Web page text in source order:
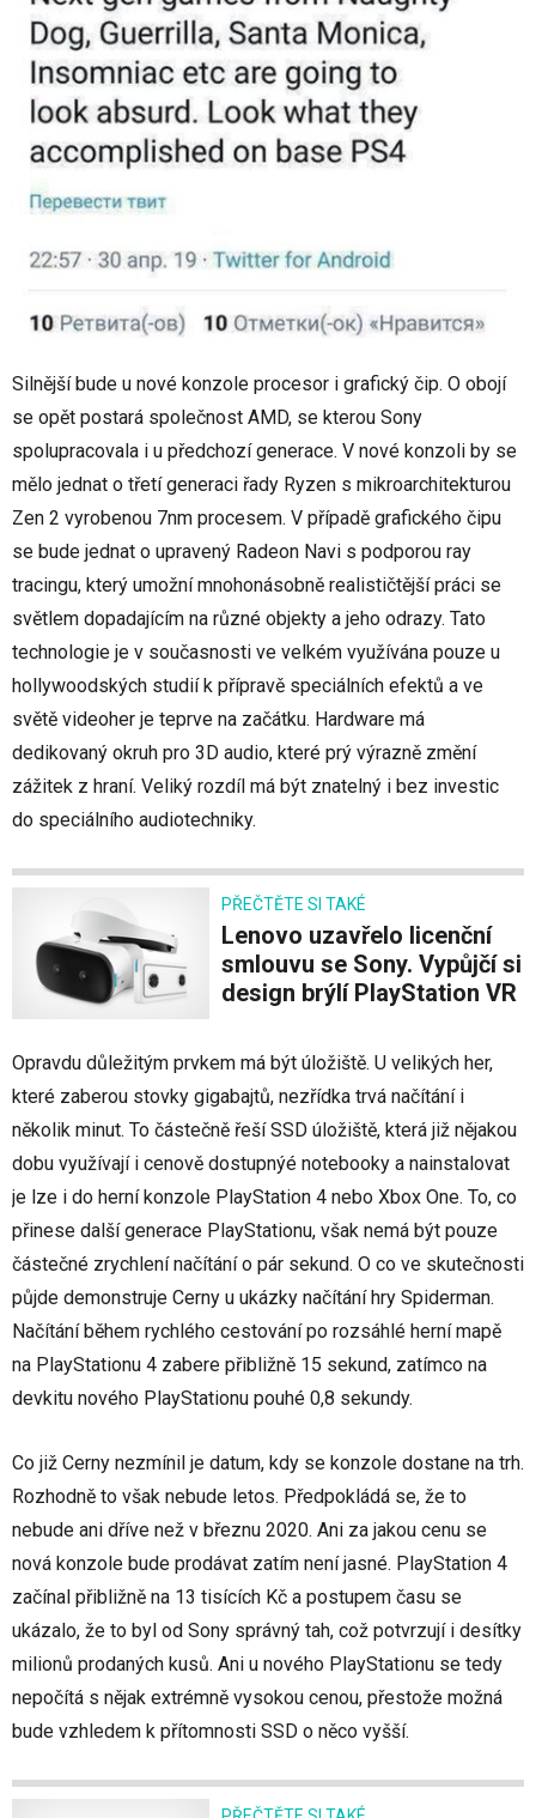
Silnější bude u nové konzole procesor i grafický čip. O obojí
se opět postará společnost AMD, se kterou Sony
spolupracovala i u předchozí generace. V nové konzoli by se
mělo jednat o třetí generaci řady Ryzen s mikroarchitekturou
Zen 2 vyrobenou 7nm procesem. V případě grafického čipu
se bude jednat o upravený Radeon Navi s podporou ray
tracingu, který umožní mnohonásobně realističtější práci se
světlem dopadajícím na různé objekty a jeho odrazy. Tato
technologie je v současnosti ve velkém využívána pouze u
hollywoodských studií k přípravě speciálních efektů a ve
světě videoher je teprve na začátku. Hardware má
dedikovaný okruh pro 3D audio, které prý výrazně změní
zážitek z hraní. Veliký rozdíl má být znatelný i bez investic
do speciálního audiotechniky.
PŘEČTĚTE SI TAKÉ
Lenovo uzavřelo licenční
smlouvu se Sony. Vypůjčí si
design brýlí PlayStation VR
Opravdu důležitým prvkem má být úložiště. U velikých her,
které zaberou stovky gigabajtů, nezřídka trvá načítání i
několik minut. To částečně řeší SSD úložiště, která již nějakou
dobu využívají i cenově dostupnýé notebooky a nainstalovat
je lze i do herní konzole PlayStation 4 nebo Xbox One. To, co
přinese další generace PlayStationu, však nemá být pouze
částečné zrychlení načítání o pár sekund. O co ve skutečnosti
půjde demonstruje Cerny u ukázky načítání hry Spiderman.
Načítání během rychlého cestování po rozsáhlé herní mapě
na PlayStationu 4 zabere přibližně 15 sekund, zatímco na
devkitu nového PlayStationu pouhé 0,8 sekundy.
Co již Cerny nezmínil je datum, kdy se konzole dostane na trh.
Rozhodně to však nebude letos. Předpokládá se, že to
nebude ani dříve než v březnu 2020. Ani za jakou cenu se
nová konzole bude prodávat zatím není jasné. PlayStation 4
začínal přibližně na 13 tisících Kč a postupem času se
ukázalo, že to byl od Sony správný tah, což potvrzují i desítky
milionů prodaných kusů. Ani u nového PlayStationu se tedy
nepočítá s nějak extrémně vysokou cenou, přestože možná
bude vzhledem k přítomnosti SSD o něco vyšší.